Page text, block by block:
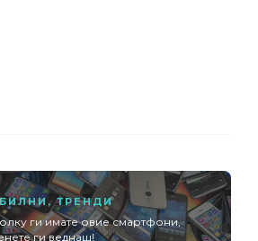
,ТРЕНДИ
ги имате овие смартфони,
ги веднаш!